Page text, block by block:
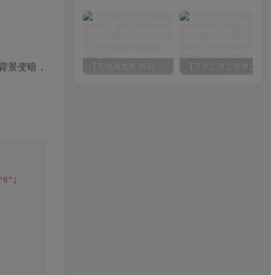
景变暗，
;
【天地决龙将-前后端全套源码】站长推荐3D仙侠角色扮演剧情手游-2024年7月16日最新打包整理！